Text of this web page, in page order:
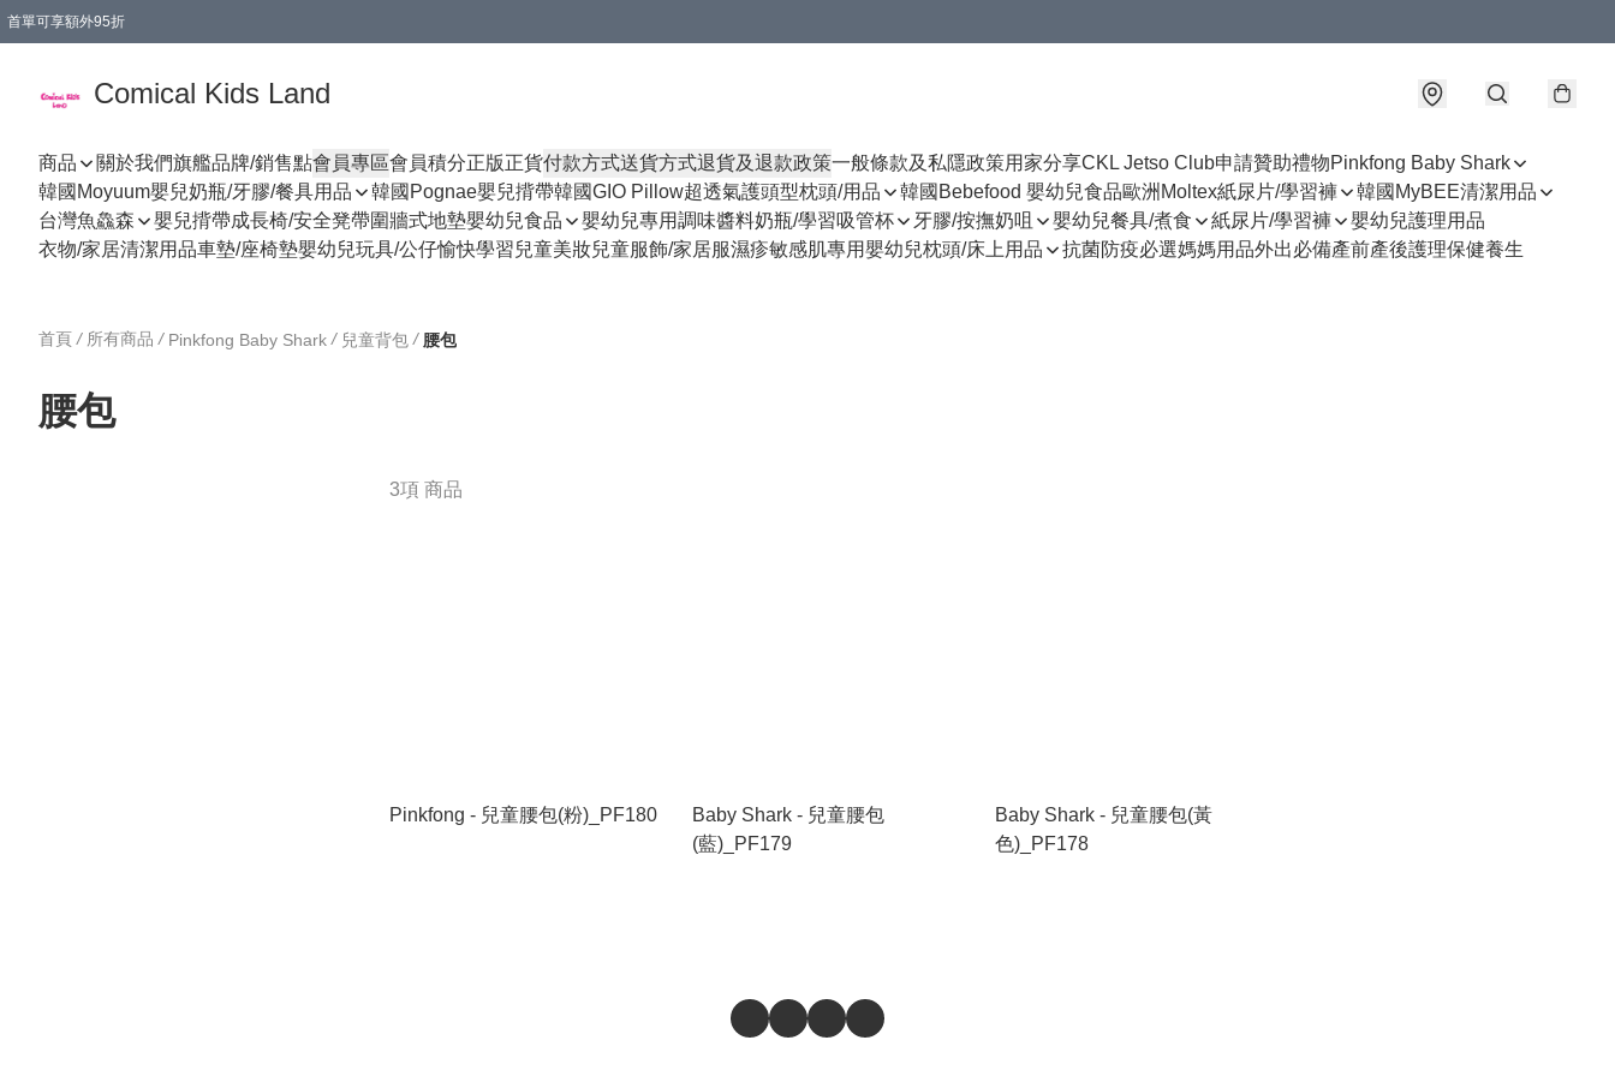
首單可享額外95折
Comical Kids Land
商品 關於我們旗艦品牌/銷售點會員專區會員積分正版正貨付款方式送貨方式退貨及退款政策一般條款及私隱政策用家分享CKL Jetso Club申請贊助禮物Pinkfong Baby Shark
韓國Moyuum嬰兒奶瓶/牙膠/餐具用品
韓國Pognae嬰兒揹帶韓國GIO Pillow超透氣護頭型枕頭/用品 韓國Bebefood 嬰幼兒食品歐洲Moltex紙尿片/學習褲
韓國MyBEE清潔用品
台灣魚鱻森
嬰兒揹帶成長椅/安全凳帶圍牆式地墊嬰幼兒食品 嬰幼兒專用調味醬料奶瓶/學習吸管杯 牙膠/按撫奶咀 嬰幼兒餐具/煮食 紙尿片/學習褲
嬰幼兒護理用品
衣物/家居清潔用品車墊/座椅墊嬰幼兒玩具/公仔愉快學習兒童美妝兒童服飾/家居服濕疹敏感肌專用嬰幼兒枕頭/床上用品 抗菌防疫必選媽媽用品外出必備產前產後護理保健養生
首頁 / 所有商品 / Pinkfong Baby Shark / 兒童背包 / 腰包
腰包
3項 商品
Pinkfong - 兒童腰包(粉)_PF180
Baby Shark - 兒童腰包
(藍)_PF179
Baby Shark - 兒童腰包(黃
色)_PF178